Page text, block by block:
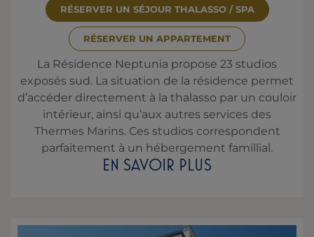
RÉSERVER UN SÉJOUR THALASSO / SPA
RÉSERVER UN APPARTEMENT
La Résidence Neptunia propose 23 studios
exposés sud. La situation de la résidence permet
d’accéder directement à la thalasso par un couloir
intérieur, ainsi qu’aux autres services des
Thermes Marins. Ces studios correspondent
parfaitement à un hébergement famillial.
EN SAVOIR PLUS